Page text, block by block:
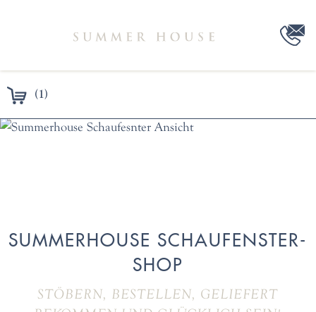
(1)
SUMMERHOUSE SCHAUFENSTER-
SHOP
STÖBERN, BESTELLEN, GELIEFERT